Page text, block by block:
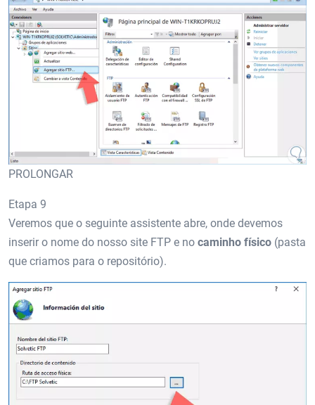
PROLONGAR
Etapa 9
Veremos que o seguinte assistente abre, onde devemos
inserir o nome do nosso site FTP e no caminho físico (pasta
que criamos para o repositório).